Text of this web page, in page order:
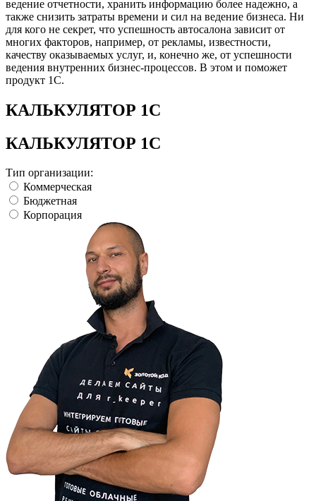
ведение отчетности, хранить информацию более надежно, а
также снизить затраты времени и сил на ведение бизнеса. Ни
для кого не секрет, что успешность автосалона зависит от
многих факторов, например, от рекламы, известности,
качеству оказываемых услуг, и, конечно же, от успешности
ведения внутренних бизнес-процессов. В этом и поможет
продукт 1С.
КАЛЬКУЛЯТОР 1С
КАЛЬКУЛЯТОР 1С
Тип организации:
Коммерческая
Бюджетная
Корпорация